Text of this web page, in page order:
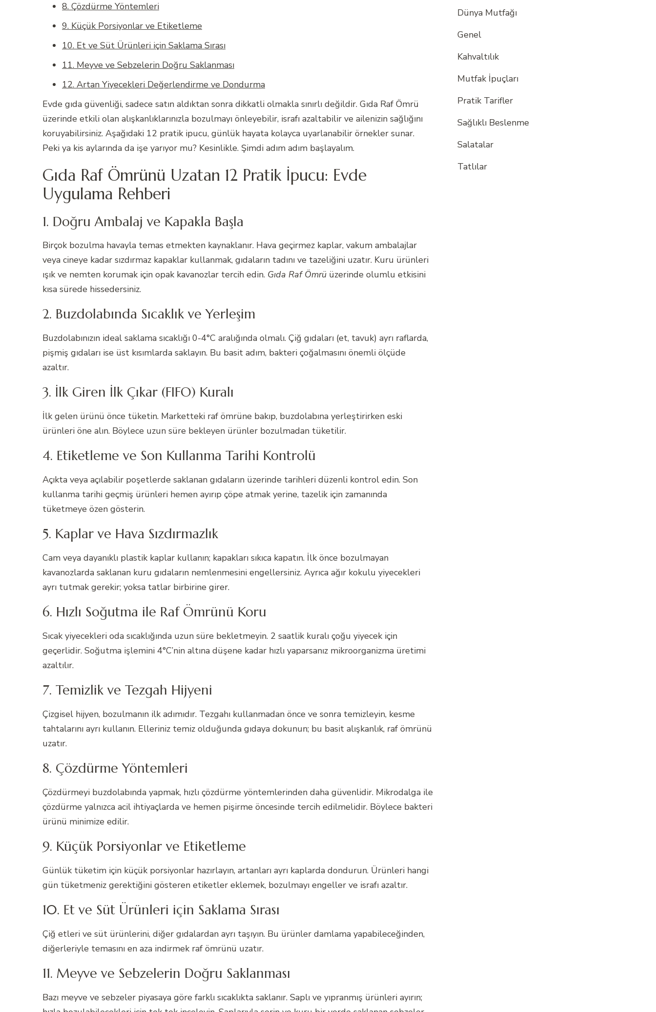
8. Çözdürme Yöntemleri
9. Küçük Porsiyonlar ve Etiketleme
10. Et ve Süt Ürünleri için Saklama Sırası
11. Meyve ve Sebzelerin Doğru Saklanması
12. Artan Yiyecekleri Değerlendirme ve Dondurma
Evde gıda güvenliği, sadece satın aldıktan sonra dikkatli olmakla sınırlı değildir. Gıda Raf Ömrü
üzerinde etkili olan alışkanlıklarınızla bozulmayı önleyebilir, israfı azaltabilir ve ailenizin sağlığını
koruyabilirsiniz. Aşağıdaki 12 pratik ipucu, günlük hayata kolayca uyarlanabilir örnekler sunar.
Peki ya kis aylarında da işe yarıyor mu? Kesinlikle. Şimdi adım adım başlayalım.
Gıda Raf Ömrünü Uzatan 12 Pratik İpucu: Evde
Uygulama Rehberi
1. Doğru Ambalaj ve Kapakla Başla
Birçok bozulma havayla temas etmekten kaynaklanır. Hava geçirmez kaplar, vakum ambalajlar
veya cineye kadar sızdırmaz kapaklar kullanmak, gıdaların tadını ve tazeliğini uzatır. Kuru ürünleri
ışık ve nemten korumak için opak kavanozlar tercih edin. Gıda Raf Ömrü üzerinde olumlu etkisini
kısa sürede hissedersiniz.
2. Buzdolabında Sıcaklık ve Yerleşim
Buzdolabınızın ideal saklama sıcaklığı 0-4°C aralığında olmalı. Çiğ gıdaları (et, tavuk) ayrı raflarda,
pişmiş gıdaları ise üst kısımlarda saklayın. Bu basit adım, bakteri çoğalmasını önemli ölçüde
azaltır.
3. İlk Giren İlk Çıkar (FIFO) Kuralı
İlk gelen ürünü önce tüketin. Marketteki raf ömrüne bakıp, buzdolabına yerleştirirken eski
ürünleri öne alın. Böylece uzun süre bekleyen ürünler bozulmadan tüketilir.
4. Etiketleme ve Son Kullanma Tarihi Kontrolü
Açıkta veya açılabilir poşetlerde saklanan gıdaların üzerinde tarihleri düzenli kontrol edin. Son
kullanma tarihi geçmiş ürünleri hemen ayırıp çöpe atmak yerine, tazelik için zamanında
tüketmeye özen gösterin.
5. Kaplar ve Hava Sızdırmazlık
Cam veya dayanıklı plastik kaplar kullanın; kapakları sıkıca kapatın. İlk önce bozulmayan
kavanozlarda saklanan kuru gıdaların nemlenmesini engellersiniz. Ayrıca ağır kokulu yiyecekleri
ayrı tutmak gerekir; yoksa tatlar birbirine girer.
6. Hızlı Soğutma ile Raf Ömrünü Koru
Sıcak yiyecekleri oda sıcaklığında uzun süre bekletmeyin. 2 saatlik kuralı çoğu yiyecek için
geçerlidir. Soğutma işlemini 4°C’nin altına düşene kadar hızlı yaparsanız mikroorganizma üretimi
azaltılır.
7. Temizlik ve Tezgah Hijyeni
Çizgisel hijyen, bozulmanın ilk adımıdır. Tezgahı kullanmadan önce ve sonra temizleyin, kesme
tahtalarını ayrı kullanın. Elleriniz temiz olduğunda gıdaya dokunun; bu basit alışkanlık, raf ömrünü
uzatır.
8. Çözdürme Yöntemleri
Çözdürmeyi buzdolabında yapmak, hızlı çözdürme yöntemlerinden daha güvenlidir. Mikrodalga ile
çözdürme yalnızca acil ihtiyaçlarda ve hemen pişirme öncesinde tercih edilmelidir. Böylece bakteri
ürünü minimize edilir.
9. Küçük Porsiyonlar ve Etiketleme
Günlük tüketim için küçük porsiyonlar hazırlayın, artanları ayrı kaplarda dondurun. Ürünleri hangi
gün tüketmeniz gerektiğini gösteren etiketler eklemek, bozulmayı engeller ve israfı azaltır.
10. Et ve Süt Ürünleri için Saklama Sırası
Çiğ etleri ve süt ürünlerini, diğer gıdalardan ayrı taşıyın. Bu ürünler damlama yapabileceğinden,
diğerleriyle temasını en aza indirmek raf ömrünü uzatır.
11. Meyve ve Sebzelerin Doğru Saklanması
Bazı meyve ve sebzeler piyasaya göre farklı sıcaklıkta saklanır. Saplı ve yıpranmış ürünleri ayırın;
Dünya Mutfağı
Genel
Kahvaltılık
Mutfak İpuçları
Pratik Tarifler
Sağlıklı Beslenme
Salatalar
Tatlılar